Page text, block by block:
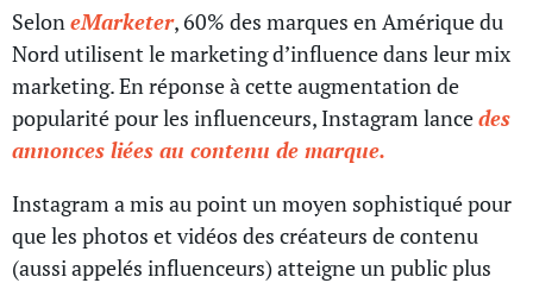
Selon eMarketer, 60% des marques en Amérique du
Nord utilisent le marketing d’influence dans leur mix
marketing. En réponse à cette augmentation de
popularité pour les influenceurs, Instagram lancedes
annonces liées au contenu de marque.
Instagram a mis au point un moyen sophistiqué pour
que les photos et vidéos des créateurs de contenu
(aussi appelés influenceurs) atteigne un public plus